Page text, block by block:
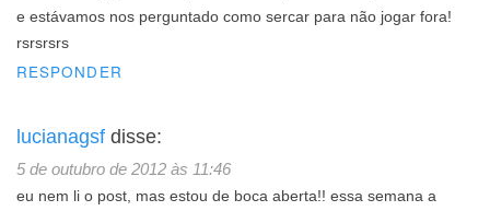
e estávamos nos perguntado como sercar para não jogar fora!
rsrsrsrs
RESPONDER
lucianagsf disse:
5 de outubro de 2012 às 11:46
eu nem li o post, mas estou de boca aberta!! essa semana a